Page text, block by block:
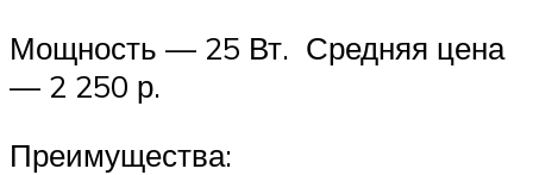
Мощность — 25 Вт. Средняя цена
— 2 250 р.
Преимущества: